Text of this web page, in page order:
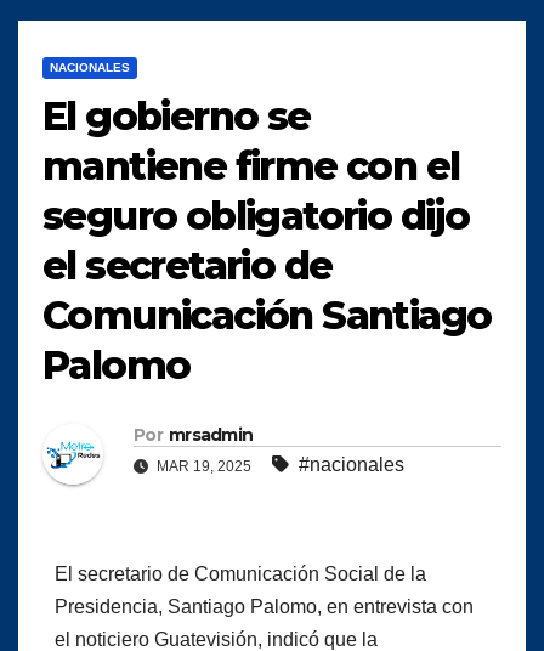
NACIONALES
El gobierno se
mantiene firme con el
seguro obligatorio dijo
el secretario de
Comunicación Santiago
Palomo
Por mrsadmin
MAR 19, 2025 #nacionales
El secretario de Comunicación Social de la
Presidencia, Santiago Palomo, en entrevista con
el noticiero Guatevisión, indicó que la